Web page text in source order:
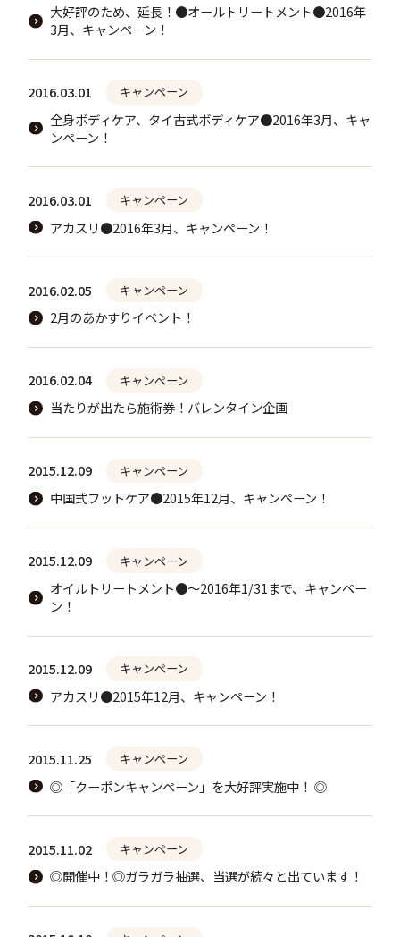
大好評のため、延長！●オールトリートメント●2016年
3月、キャンペーン！
2016.03.01 キャンペーン
全身ボディケア、タイ古式ボディケア●2016年3月、キャ
ンペーン！
2016.03.01 キャンペーン
アカスリ●2016年3月、キャンペーン！
2016.02.05 キャンペーン
2月のあかすりイベント！
2016.02.04 キャンペーン
当たりが出たら施術券！バレンタイン企画
2015.12.09 キャンペーン
中国式フットケア●2015年12月、キャンペーン！
2015.12.09 キャンペーン
オイルトリートメント●～2016年1/31まで、キャンペー
ン！
2015.12.09 キャンペーン
アカスリ●2015年12月、キャンペーン！
2015.11.25 キャンペーン
◎「クーポンキャンペーン」を大好評実施中！ ◎
2015.11.02 キャンペーン
◎開催中！◎ガラガラ抽選、当選が続々と出ています！